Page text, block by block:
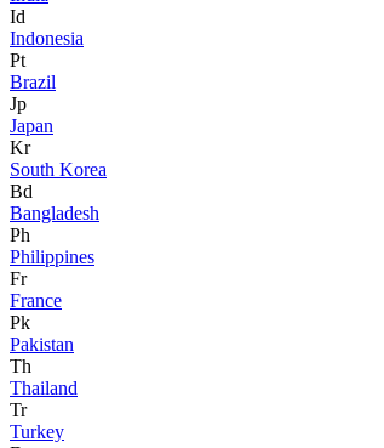
Id
Indonesia
Pt
Brazil
Jp
Japan
Kr
South Korea
Bd
Bangladesh
Ph
Philippines
Fr
France
Pk
Pakistan
Th
Thailand
Tr
Turkey